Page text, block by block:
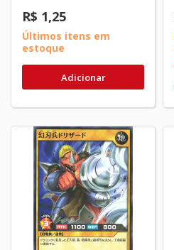
R$ 1,25
Últimos itens em
estoque
Adicionar